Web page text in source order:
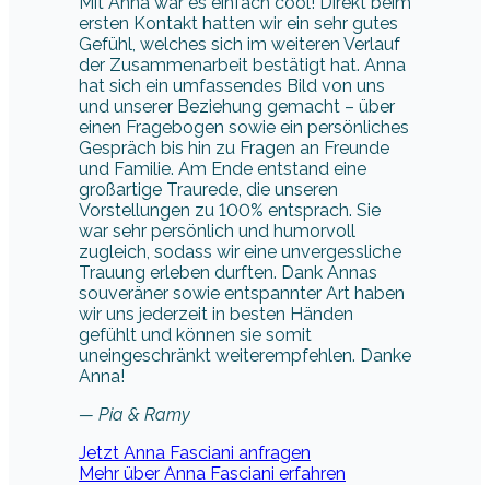
ersten Kontakt hatten wir ein sehr gutes
Gefühl, welches sich im weiteren Verlauf
der Zusammenarbeit bestätigt hat. Anna
hat sich ein umfassendes Bild von uns
und unserer Beziehung gemacht – über
einen Fragebogen sowie ein persönliches
Gespräch bis hin zu Fragen an Freunde
und Familie. Am Ende entstand eine
großartige Traurede, die unseren
Vorstellungen zu 100% entsprach. Sie
war sehr persönlich und humorvoll
zugleich, sodass wir eine unvergessliche
Trauung erleben durften. Dank Annas
souveräner sowie entspannter Art haben
wir uns jederzeit in besten Händen
gefühlt und können sie somit
uneingeschränkt weiterempfehlen. Danke
Anna!
— Pia & Ramy
Jetzt Anna Fasciani anfragen
Mehr über Anna Fasciani erfahren